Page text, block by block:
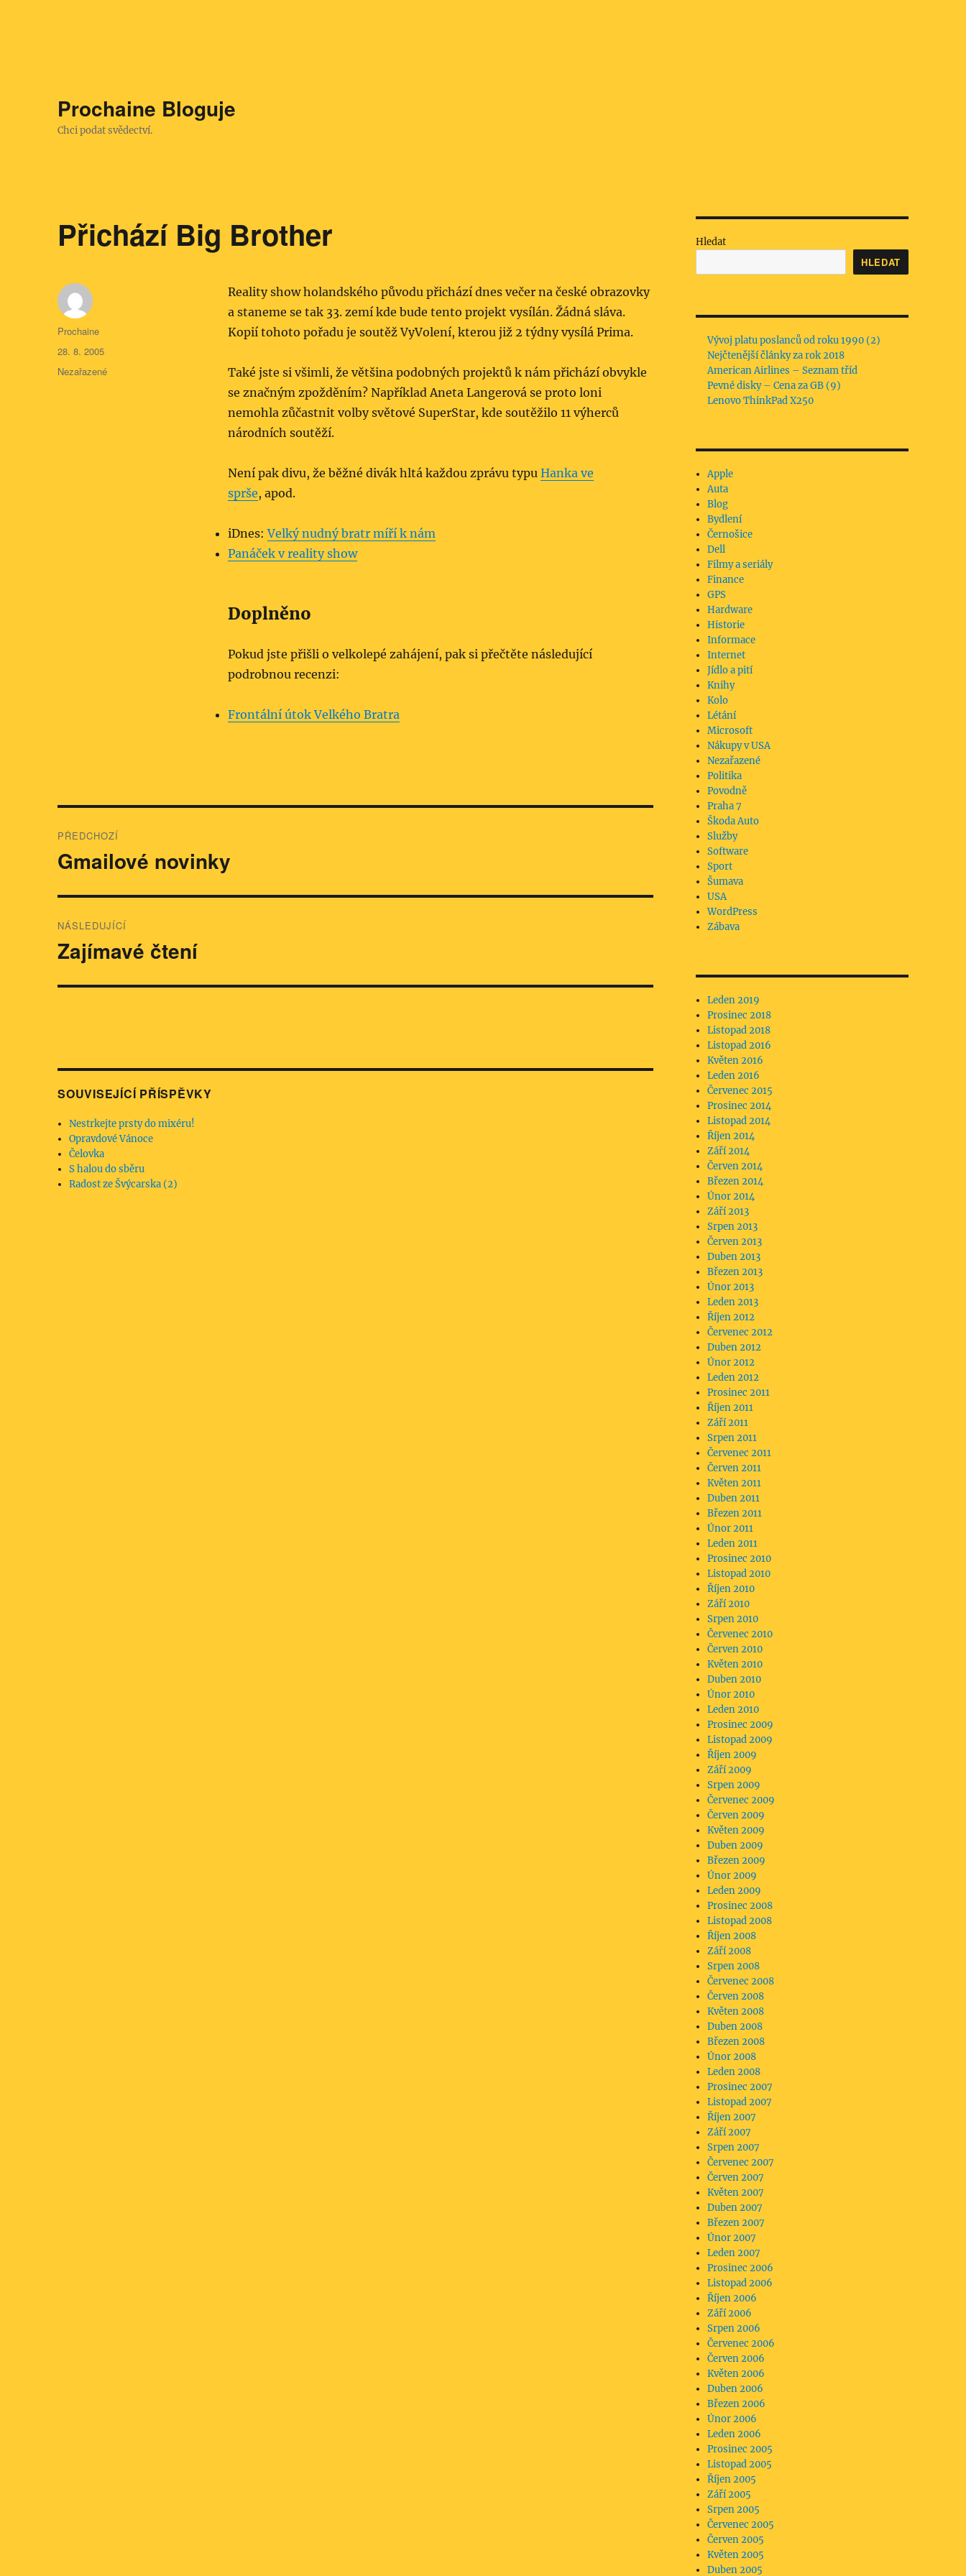
Prochaine Bloguje
Chci podat svědectví.
Přichází Big Brother
Reality show holandského původu přichází dnes večer na české obrazovky
a staneme se tak 33. zemí kde bude tento projekt vysílán. Žádná sláva.
Kopií tohoto pořadu je soutěž VyVolení, kterou již 2 týdny vysílá Prima.
Také jste si všimli, že většina podobných projektů k nám přichází obvykle
se značným zpožděním? Například Aneta Langerová se proto loni
nemohla zůčastnit volby světové SuperStar, kde soutěžilo 11 výherců
národních soutěží.
Není pak divu, že běžné divák hltá každou zprávu typu Hanka ve
sprše, apod.
iDnes:Velký nudný bratr míří k nám
Panáček v reality show
Doplněno
Pokud jste přišli o velkolepé zahájení, pak si přečtěte následující
podrobnou recenzi:
Frontální útok Velkého Bratra
Autor:
Prochaine
Publikováno:
28. 8. 2005
Rubriky:
Nezařazené
pro
PŘEDCHOZÍ
Předchozí
Gmailové novinky
NÁSLEDUJÍCÍ
Následující
příspěvek:
Zajímavé čtení
SOUVISEJÍCÍ PŘÍSPĚVKY
Nestrkejte prsty do mixéru!
Opravdové Vánoce
Čelovka
S halou do sběru
Radost ze Švýcarska (2)
Hledat
HLEDAT
Vývoj platu poslanců od roku 1990 (2)
Nejčtenější články za rok 2018
American Airlines – Seznam tříd
Pevné disky – Cena za GB (9)
Lenovo ThinkPad X250
Apple
Auta
Blog
Bydlení
Černošice
Dell
Filmy a seriály
Finance
GPS
Hardware
Historie
Informace
Internet
Jídlo a pití
Knihy
Kolo
Létání
Microsoft
Nákupy v USA
Nezařazené
Politika
Povodně
Praha 7
Škoda Auto
Služby
Software
Sport
Šumava
USA
WordPress
Zábava
Leden 2019
Prosinec 2018
Listopad 2018
Listopad 2016
Květen 2016
Leden 2016
Červenec 2015
Prosinec 2014
Listopad 2014
Říjen 2014
Září 2014
Červen 2014
Březen 2014
Únor 2014
Září 2013
Srpen 2013
Červen 2013
Duben 2013
Březen 2013
Únor 2013
Leden 2013
Říjen 2012
Červenec 2012
Duben 2012
Únor 2012
Leden 2012
Prosinec 2011
Říjen 2011
Září 2011
Srpen 2011
Červenec 2011
Červen 2011
Květen 2011
Duben 2011
Březen 2011
Únor 2011
Leden 2011
Prosinec 2010
Listopad 2010
Říjen 2010
Září 2010
Srpen 2010
Červenec 2010
Červen 2010
Květen 2010
Duben 2010
Únor 2010
Leden 2010
Prosinec 2009
Listopad 2009
Říjen 2009
Září 2009
Srpen 2009
Červenec 2009
Červen 2009
Květen 2009
Duben 2009
Březen 2009
Únor 2009
Leden 2009
Prosinec 2008
Listopad 2008
Říjen 2008
Září 2008
Srpen 2008
Červenec 2008
Červen 2008
Květen 2008
Duben 2008
Březen 2008
Únor 2008
Leden 2008
Prosinec 2007
Listopad 2007
Říjen 2007
Září 2007
Srpen 2007
Červenec 2007
Červen 2007
Květen 2007
Duben 2007
Březen 2007
Únor 2007
Leden 2007
Prosinec 2006
Listopad 2006
Říjen 2006
Září 2006
Srpen 2006
Červenec 2006
Červen 2006
Květen 2006
Duben 2006
Březen 2006
Únor 2006
Leden 2006
Prosinec 2005
Listopad 2005
Říjen 2005
Září 2005
Srpen 2005
Červenec 2005
Červen 2005
Květen 2005
Duben 2005